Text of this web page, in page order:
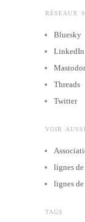
RÉSEAUX
Bluesky
LinkedIn
Threads
Twitter
VOIR AUSSI
lignes
lignes
TAGS